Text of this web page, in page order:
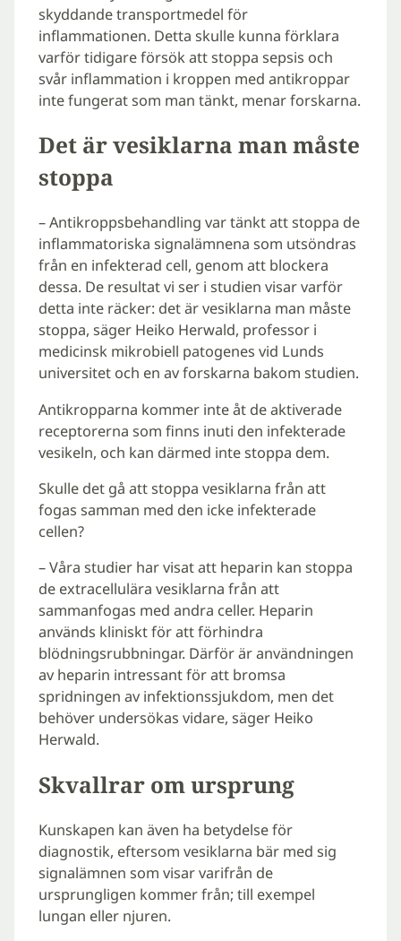
skyddande transportmedel för
inflammationen. Detta skulle kunna förklara
varför tidigare försök att stoppa sepsis och
svår inflammation i kroppen med antikroppar
inte fungerat som man tänkt, menar forskarna.
Det är vesiklarna man måste
stoppa
– Antikroppsbehandling var tänkt att stoppa de
inflammatoriska signalämnena som utsöndras
från en infekterad cell, genom att blockera
dessa. De resultat vi ser i studien visar varför
detta inte räcker: det är vesiklarna man måste
stoppa, säger Heiko Herwald, professor i
medicinsk mikrobiell patogenes vid Lunds
universitet och en av forskarna bakom studien.
Antikropparna kommer inte åt de aktiverade
receptorerna som finns inuti den infekterade
vesikeln, och kan därmed inte stoppa dem.
Skulle det gå att stoppa vesiklarna från att
fogas samman med den icke infekterade
cellen?
– Våra studier har visat att heparin kan stoppa
de extracellulära vesiklarna från att
sammanfogas med andra celler. Heparin
används kliniskt för att förhindra
blödningsrubbningar. Därför är användningen
av heparin intressant för att bromsa
spridningen av infektionssjukdom, men det
behöver undersökas vidare, säger Heiko
Herwald.
Skvallrar om ursprung
Kunskapen kan även ha betydelse för
diagnostik, eftersom vesiklarna bär med sig
signalämnen som visar varifrån de
ursprungligen kommer från; till exempel
lungan eller njuren.